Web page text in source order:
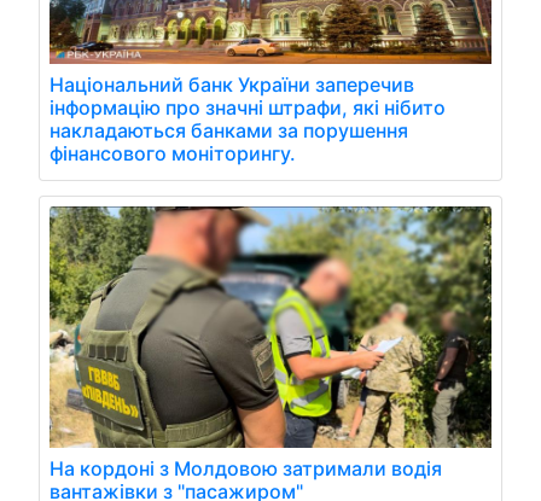
Національний банк України заперечив
інформацію про значні штрафи, які нібито
накладаються банками за порушення
фінансового моніторингу.
На кордоні з Молдовою затримали водія
вантажівки з "пасажиром"